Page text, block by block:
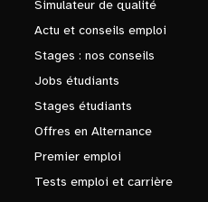
Simulateur de qualité
Actu et conseils emploi
Stages : nos conseils
Jobs étudiants
Stages étudiants
Offres en Alternance
Premier emploi
Tests emploi et carrière